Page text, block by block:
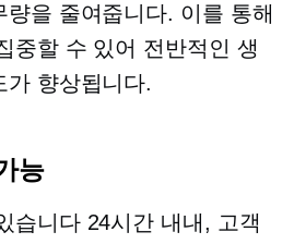
을 줄여줍니다. 이를 통해
중할 수 있어 전반적인 생
가 향상됩니다.
능
습니다 24시간 내내, 고객